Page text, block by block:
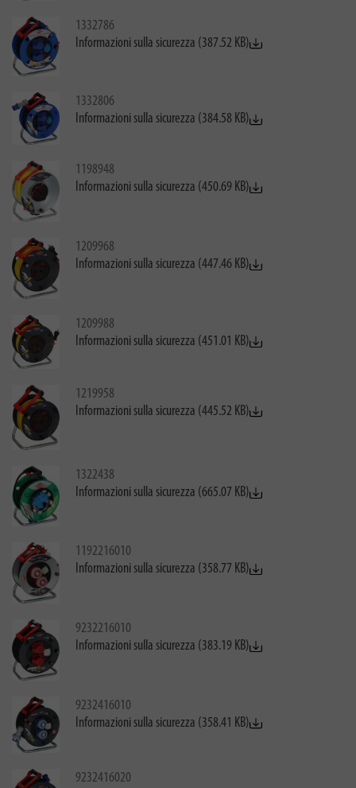
1332786
Informazioni sulla sicurezza (387.52 KB)
1332806
Informazioni sulla sicurezza (384.58 KB)
1198948
Informazioni sulla sicurezza (450.69 KB)
1209968
Informazioni sulla sicurezza (447.46 KB)
1209988
Informazioni sulla sicurezza (451.01 KB)
1219958
Informazioni sulla sicurezza (445.52 KB)
1322438
Informazioni sulla sicurezza (665.07 KB)
1192216010
Informazioni sulla sicurezza (358.77 KB)
9232216010
Informazioni sulla sicurezza (383.19 KB)
9232416010
Informazioni sulla sicurezza (358.41 KB)
9232416020